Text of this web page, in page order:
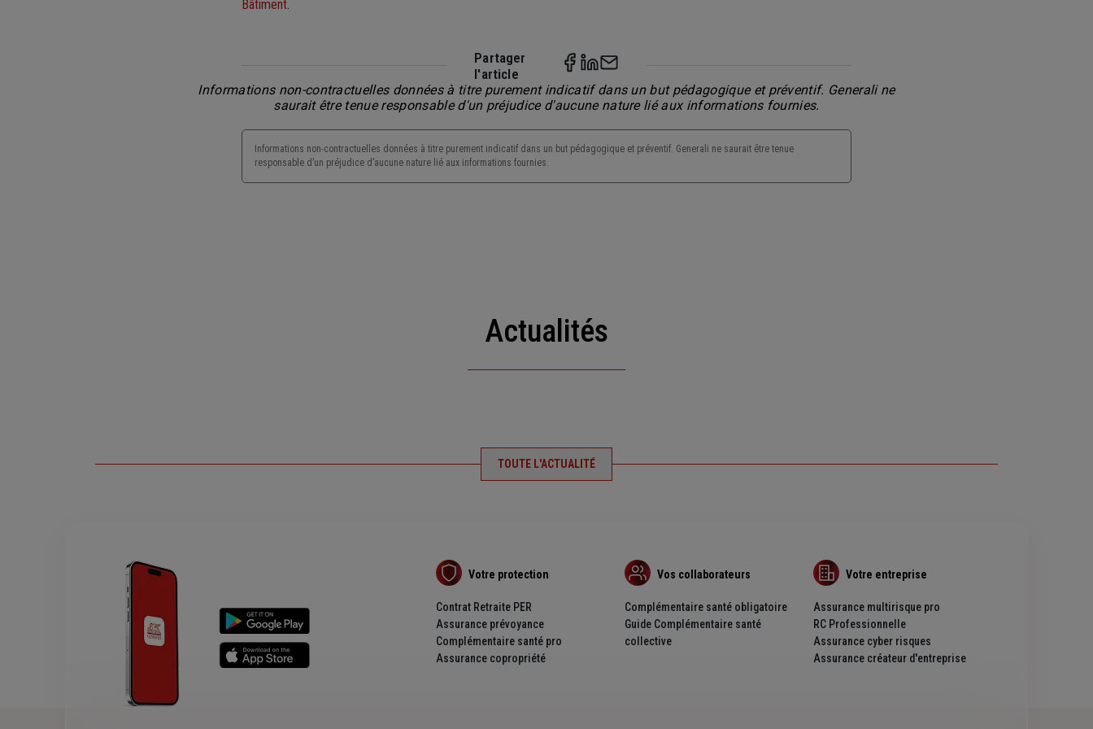
Bâtiment
Partager
l'article
Informations non-contractuelles données à titre purement indicatif dans un but pédagogique et préventif. Generali ne
saurait être tenue responsable d'un préjudice d'aucune nature lié aux informations fournies.
Informations non-contractuelles données à titre purement indicatif dans un but pédagogique et préventif. Generali ne saurait être tenue
responsable d’un préjudice d’aucune nature lié aux informations fournies.
Actualités
TOUTE L'ACTUALITÉ
Votre protection
Contrat Retraite PER
Assurance prévoyance
Complémentaire santé pro
Assurance copropriété
Vos collaborateurs
Complémentaire santé obligatoire
Guide Complémentaire santé
collective
Votre entreprise
Assurance multirisque pro
RC Professionnelle
Assurance cyber risques
Assurance créateur d'entreprise